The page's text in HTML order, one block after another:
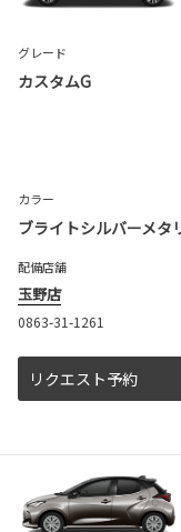
グレード
カスタムG
カラー
ブライトシルバーメタ
配備店舗
玉野店
0863-31-1261
リクエスト予約